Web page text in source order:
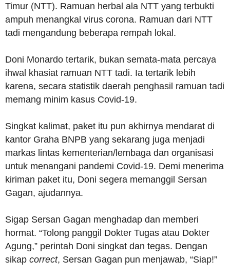
Timur (NTT). Ramuan herbal ala NTT yang terbukti
ampuh menangkal virus corona. Ramuan dari NTT
tadi mengandung beberapa rempah lokal.
Doni Monardo tertarik, bukan semata-mata percaya
ihwal khasiat ramuan NTT tadi. Ia tertarik lebih
karena, secara statistik daerah penghasil ramuan tadi
memang minim kasus Covid-19.
Singkat kalimat, paket itu pun akhirnya mendarat di
kantor Graha BNPB yang sekarang juga menjadi
markas lintas kementerian/lembaga dan organisasi
untuk menangani pandemi Covid-19. Demi menerima
kiriman paket itu, Doni segera memanggil Sersan
Gagan, ajudannya.
Sigap Sersan Gagan menghadap dan memberi
hormat. “Tolong panggil Dokter Tugas atau Dokter
Agung,” perintah Doni singkat dan tegas. Dengan
sikap correct, Sersan Gagan pun menjawab, “Siap!”